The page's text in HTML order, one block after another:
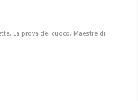
, La prova del cuoco, Maestre di